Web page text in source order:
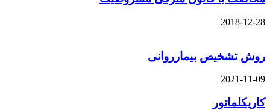
2018-12-28
روش تشخیص بیمارروانی
2021-11-09
کاریکلماتور